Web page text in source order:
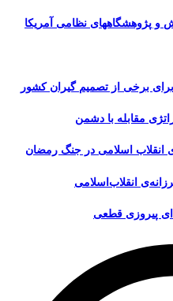
و پژوهشگاههای نظامی آمریکا
برخی از تصمیم گیران کشور
مقابله با دشمن
انقلاب اسلامی در جنگ رمضان
انقلاب‌اسلامی
پیروزی قطعی